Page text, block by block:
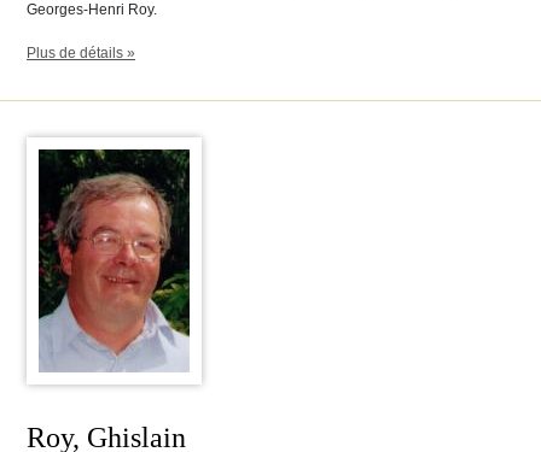
Georges-Henri Roy.
Plus de détails »
Roy, Ghislain